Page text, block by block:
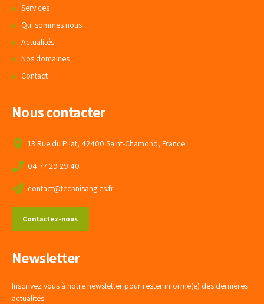
Services
Qui sommes nous
Actualités
Nos domaines
Contact
Nous contacter
13 Rue du Pilat, 42400 Saint-Chamond, France
04 77 29 29 40
contact@technisangles.fr
Contactez-nous
Newsletter
Inscrivez vous à notre newsletter pour rester informé(e) des dernières
actualités.